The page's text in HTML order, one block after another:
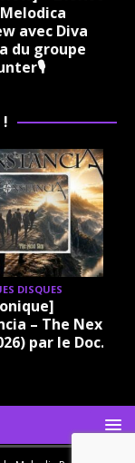
Harrag
Madama Rock
Grare 20 07
Vinylestimes
!
CHRONIQUES
[Chronique]
Xandria –
par le Doc.